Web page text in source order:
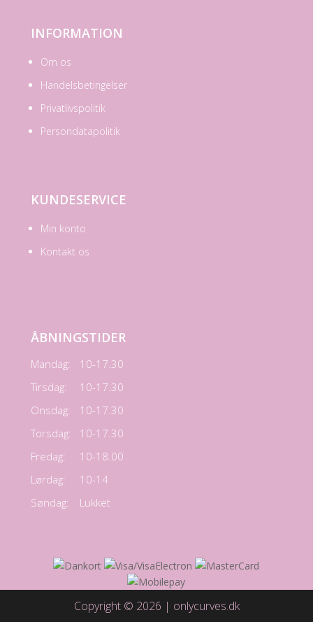
INFORMATION
Om os
Handelsbetingelser
Privatlivspolitik
Persondatapolitik
KUNDESERVICE
Min konto
Kontakt os
ÅBNINGSTIDER
Mandag:
10-17.30
Tirsdag:
10-17.30
Onsdag:
10-17.30
Torsdag:
10-17.30
Fredag:
10-18.00
Lørdag:
10-14
Søndag:
Lukket
Copyright © 2026 | onlycurves.dk